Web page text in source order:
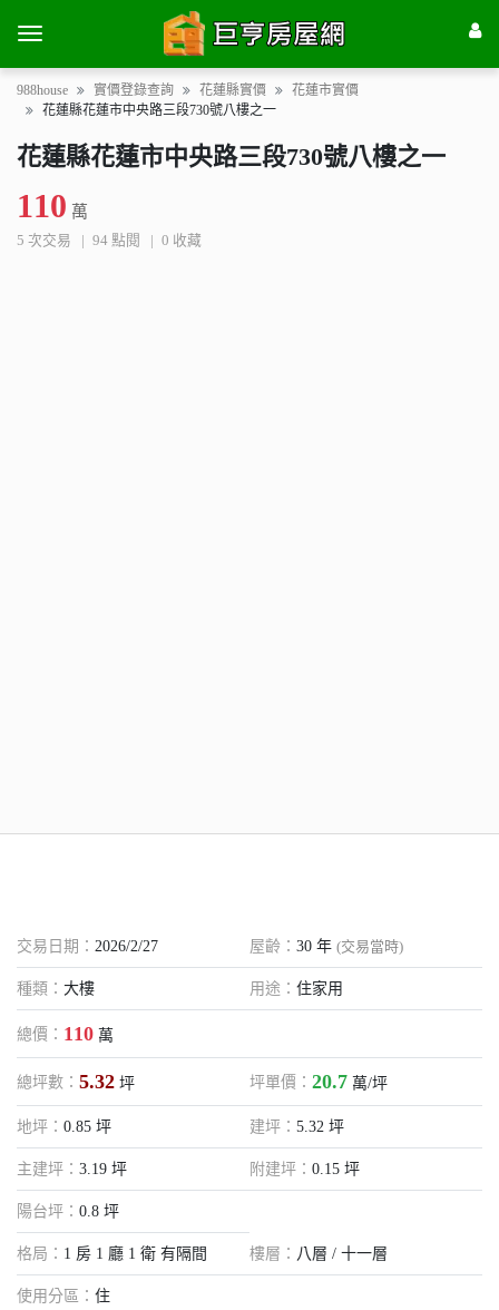
988house 實價登錄查詢 花蓮縣實價
花蓮市實價
花蓮縣花蓮市中央路三段730號八樓之一
花蓮縣花蓮市中央路三段730號八樓之一
110 萬
5 次交易 94 點閱 0 收藏
交易日期： 2026/2/27 屋齡： 30 年 (交易當時)
種類： 大樓 用途： 住家用
總價： 110 萬
總坪數： 5.32 坪 坪單價： 20.7 萬/坪
地坪： 0.85 坪 建坪： 5.32 坪
主建坪： 3.19 坪 附建坪： 0.15 坪
陽台坪： 0.8 坪
格局： 1 房 1 廳 1 衛 有隔間 樓層： 八層 / 十一層
使用分區： 住